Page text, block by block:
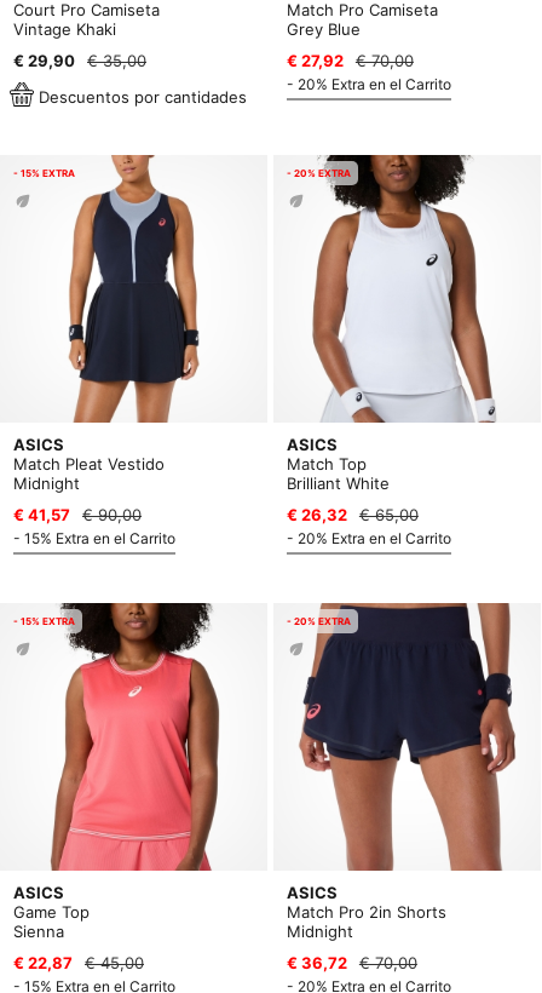
Court Pro Camiseta
Vintage Khaki
€ 29,90
€ 35,00
Descuentos por cantidades
Match Pro Camiseta
Grey Blue
€ 27,92
€ 70,00
- 20% Extra en el Carrito
- 15% EXTRA
ASICS
Match Pleat Vestido
Midnight
€ 41,57
€ 90,00
- 15% Extra en el Carrito
- 20% EXTRA
ASICS
Match Top
Brilliant White
€ 26,32
€ 65,00
- 20% Extra en el Carrito
- 15% EXTRA
ASICS
Game Top
Sienna
€ 22,87
€ 45,00
- 15% Extra en el Carrito
- 20% EXTRA
ASICS
Match Pro 2in Shorts
Midnight
€ 36,72
€ 70,00
- 20% Extra en el Carrito